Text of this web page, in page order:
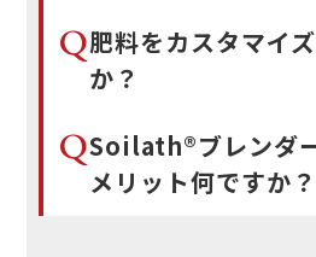
Q肥料をカスタマイ
か？
QSoilath®ブレンダ
メリット何ですか？